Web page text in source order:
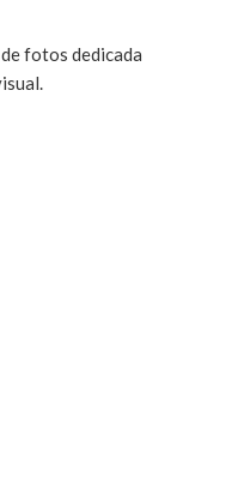
fotos dedicada